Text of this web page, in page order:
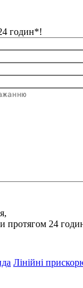
годин*!
протягом 24
Лінійні